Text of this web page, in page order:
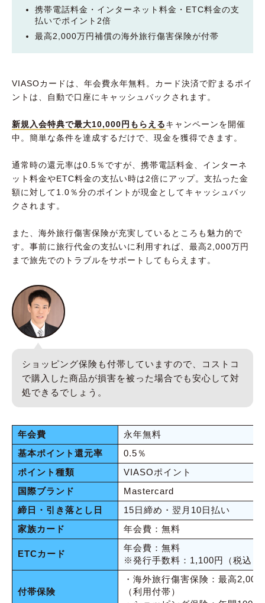
携帯電話料金・インターネット料金・ETC料金の支
払いでポイント2倍
最高2,000万円補償の海外旅行傷害保険が付帯
VIASOカードは、年会費永年無料。カード決済で貯まるポイ
ントは、自動で口座にキャッシュバックされます。
新規入会特典で最大10,000円もらえるキャンペーンを開催
中。簡単な条件を達成するだけで、現金を獲得できます。
通常時の還元率は0.5％ですが、携帯電話料金、インターネ
ット料金やETC料金の支払い時は2倍にアップ。支払った金
額に対して1.0％分のポイントが現金としてキャッシュバッ
クされます。
また、海外旅行傷害保険が充実しているところも魅力的で
す。事前に旅行代金の支払いに利用すれば、最高2,000万円
まで旅先でのトラブルをサポートしてもらえます。
ショッピング保険も付帯していますので、コストコ
で購入した商品が損害を被った場合でも安心して対
処できるでしょう。
年会費
永年無料
基本ポイント還元率
0.5％
ポイント種類
VIASOポイント
国際ブランド
Mastercard
締日・引き落とし日
15日締め・翌月10日払い
家族カード
年会費：無料
ETCカード
年会費：無料
※発行手数料：1,100円（税込）
付帯保険
・海外旅行傷害保険：最高2,000
（利用付帯）